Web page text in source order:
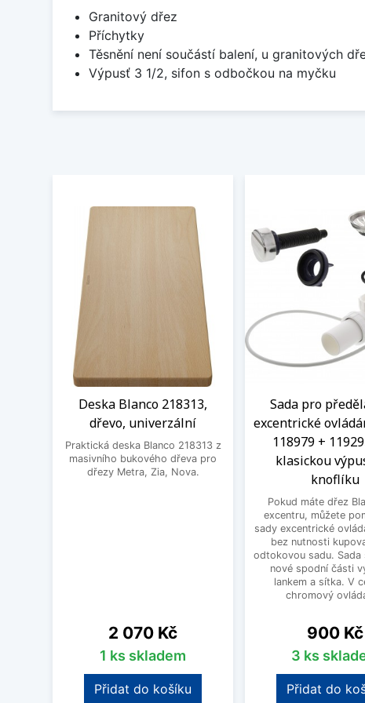
Granitový dřez
Příchytky
Těsnění není součástí balení, u granitových
Výpusť 3 1/2, sifon s odbočkou na myčku
Deska Blanco 218313,
dřevo, univerzální
Praktická deska Blanco 218313 z
masivního bukového dřeva pro
dřezy Metra, Zia, Nova.
Cena
2 070 Kč
1 ks skladem
Přidat do košíku
Sada pro
excentrické
118979 +
klasickou
knoflíku
Pokud máte dřez
excentru, můžete
sady excentrické
bez nutnosti
odtokovou sadu. Sada
nové spodní části
lankem a sítka. V
chromový
Cena
900 Kč
3 ks
Přidat do